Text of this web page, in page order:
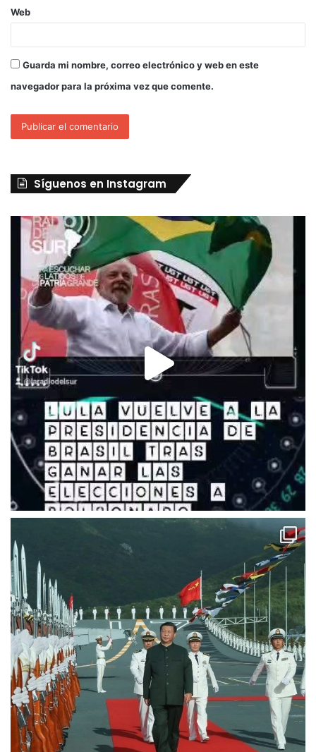
Web
Guarda mi nombre, correo electrónico y web en este
navegador para la próxima vez que comente.
Síguenos en Instagram